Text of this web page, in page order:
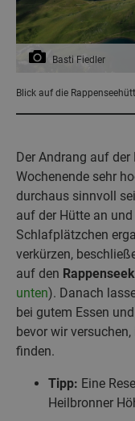
Basti Fiedler
Blick auf die
Der Andrang auf
Wochenende sehr
durchaus sinnvoll
auf der Hütte an
Schlafplätzchen
verkürzen,
auf den
unten). Danach
bei gutem Essen
bevor wir
finden.
Tipp: Eine
Heilbronner